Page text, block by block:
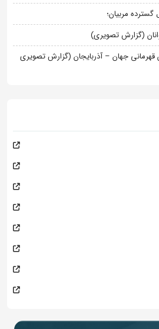
مربیان؛
(گزارش تصویری)
قهرمانی جهان – آذربایجان (گزارش تصویری